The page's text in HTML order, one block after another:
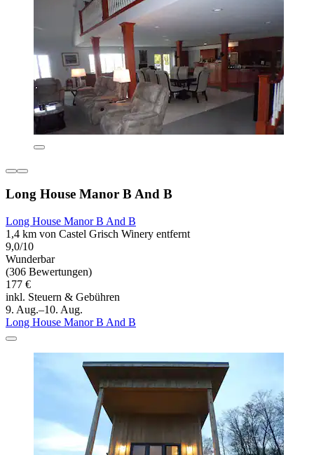
Long House Manor B And B
Long House Manor B And B
1,4 km von Castel Grisch Winery entfernt
9,0/10
Wunderbar
(306 Bewertungen)
177 €
inkl. Steuern & Gebühren
9. Aug.–10. Aug.
Long House Manor B And B